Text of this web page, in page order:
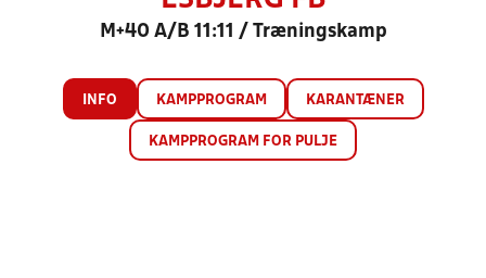
M+40 A/B 11:11 / Træningskamp
INFO KAMPPROGRAM KARANTÆNER
KAMPPROGRAM FOR PULJE